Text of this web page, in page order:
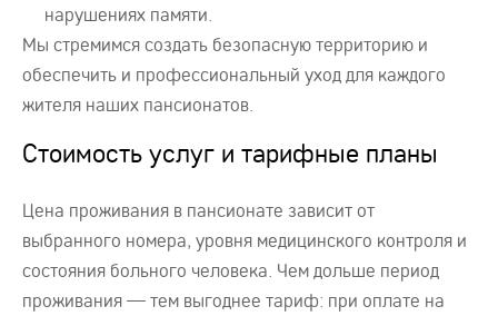
нарушениях памяти.
Мы стремимся создать безопасную территорию и
обеспечить и профессиональный уход для каждого
жителя наших пансионатов.
Стоимость услуг и тарифные планы
Цена проживания в пансионате зависит от
выбранного номера, уровня медицинского контроля и
состояния больного человека. Чем дольше период
проживания — тем выгоднее тариф: при оплате на